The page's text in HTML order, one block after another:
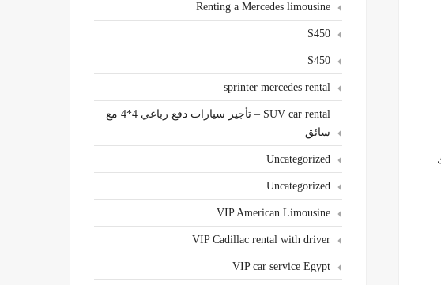
Renting a Mercedes limousine
S450
S450
sprinter mercedes rental
SUV car rental – تأجير سيارات دفع رباعي 4*4 مع
سائق
Uncategorized
Uncategorized
VIP American Limousine
VIP Cadillac rental with driver
VIP car service Egypt